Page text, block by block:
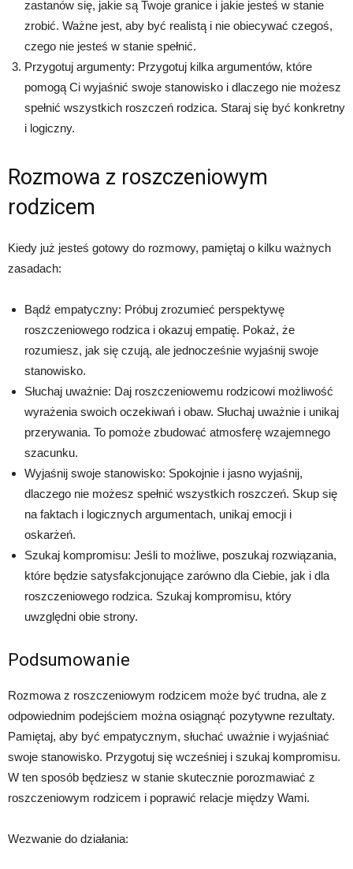
zastanów się, jakie są Twoje granice i jakie jesteś w stanie
zrobić. Ważne jest, aby być realistą i nie obiecywać czegoś,
czego nie jesteś w stanie spełnić.
Przygotuj argumenty: Przygotuj kilka argumentów, które
pomogą Ci wyjaśnić swoje stanowisko i dlaczego nie możesz
spełnić wszystkich roszczeń rodzica. Staraj się być konkretny
i logiczny.
Rozmowa z roszczeniowym
rodzicem
Kiedy już jesteś gotowy do rozmowy, pamiętaj o kilku ważnych
zasadach:
Bądź empatyczny: Próbuj zrozumieć perspektywę
roszczeniowego rodzica i okazuj empatię. Pokaż, że
rozumiesz, jak się czują, ale jednocześnie wyjaśnij swoje
stanowisko.
Słuchaj uważnie: Daj roszczeniowemu rodzicowi możliwość
wyrażenia swoich oczekiwań i obaw. Słuchaj uważnie i unikaj
przerywania. To pomoże zbudować atmosferę wzajemnego
szacunku.
Wyjaśnij swoje stanowisko: Spokojnie i jasno wyjaśnij,
dlaczego nie możesz spełnić wszystkich roszczeń. Skup się
na faktach i logicznych argumentach, unikaj emocji i
oskarżeń.
Szukaj kompromisu: Jeśli to możliwe, poszukaj rozwiązania,
które będzie satysfakcjonujące zarówno dla Ciebie, jak i dla
roszczeniowego rodzica. Szukaj kompromisu, który
uwzględni obie strony.
Podsumowanie
Rozmowa z roszczeniowym rodzicem może być trudna, ale z
odpowiednim podejściem można osiągnąć pozytywne rezultaty.
Pamiętaj, aby być empatycznym, słuchać uważnie i wyjaśniać
swoje stanowisko. Przygotuj się wcześniej i szukaj kompromisu.
W ten sposób będziesz w stanie skutecznie porozmawiać z
roszczeniowym rodzicem i poprawić relacje między Wami.
Wezwanie do działania: